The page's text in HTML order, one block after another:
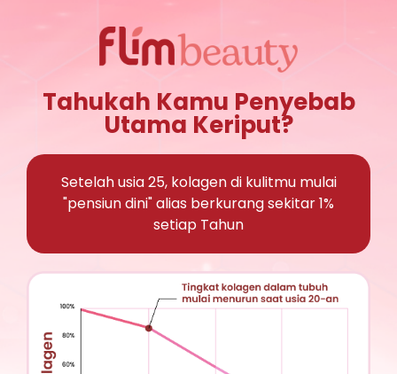
Tahukah Kamu Penyebab
Utama Keriput?
Setelah usia 25, kolagen di kulitmu mulai
"pensiun dini" alias berkurang sekitar 1%
setiap Tahun